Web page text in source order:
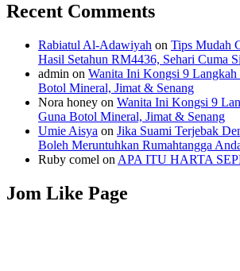
Recent Comments
Rabiatul Al-Adawiyah on Tips Mudah
Hasil Setahun RM4436, Sehari Cuma
admin on Wanita Ini Kongsi 9 Langkah
Botol Mineral, Jimat & Senang
Nora honey on Wanita Ini Kongsi 9
Guna Botol Mineral, Jimat & Senang
Umie Aisya on Jika Suami Terjebak
Boleh Meruntuhkan Rumahtangga
Ruby comel on APA ITU HARTA
Jom Like Page